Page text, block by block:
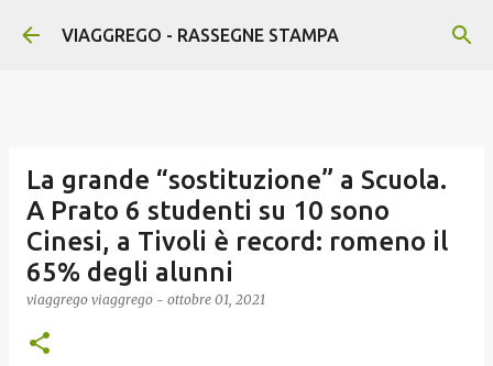
Passa ai contenuti principali
VIAGGREGO - RASSEGNE STAMPA
La grande “sostituzione” a Scuola.
A Prato 6 studenti su 10 sono
Cinesi, a Tivoli è record: romeno il
65% degli alunni
viaggrego viaggrego - ottobre 01, 2021